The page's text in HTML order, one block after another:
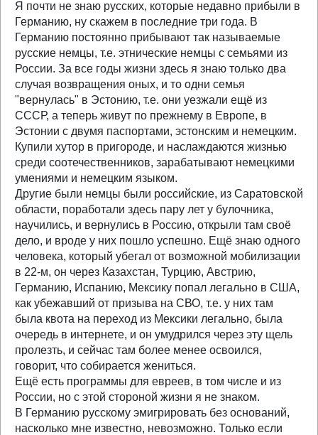
Я почти не знаю русских, которые недавно прибыли в
Германию, ну скажем в последние три года. В
Германию постоянно прибывают так называемые
русские немцы, т.е. этнические немцы с семьями из
России. За все годы жизни здесь я знаю только два
случая возвращения оных, и то одни семья
"вернулась" в Эстонию, т.е. они уезжали ещё из
СССР, а теперь живут по прежнему в Европе, в
Эстонии с двумя паспортами, эстонским и немецким.
Купили хутор в пригороде, и наслаждаются жизнью
среди соотечественников, зарабатывают немецкими
умениями и немецким языком.
Другие были немцы были российские, из Саратовской
области, поработали здесь пару лет у булочника,
научились, и вернулись в Россию, открыли там своё
дело, и вроде у них пошло успешно. Ещё знаю одного
человека, который убегал от возможной мобилизации
в 22-м, он через Казахстан, Турцию, Австрию,
Германию, Испанию, Мексику попал легально в США,
как убежавший от призыва на СВО, т.е. у них там
была квота на переход из Мексики легально, была
очередь в интернете, и он умудрился через эту щель
пролезть, и сейчас там более менее освоился,
говорит, что собирается жениться.
Ещё есть программы для евреев, в том числе и из
России, но с этой стороной жизни я не знаком.
В Германию русскому эмигрировать без оснований,
насколько мне известно, невозможно. Только если